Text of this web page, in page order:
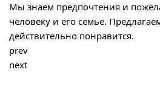
Мы знаем предпочтения и
человеку и его семье.
действительно понравится.
prev
next